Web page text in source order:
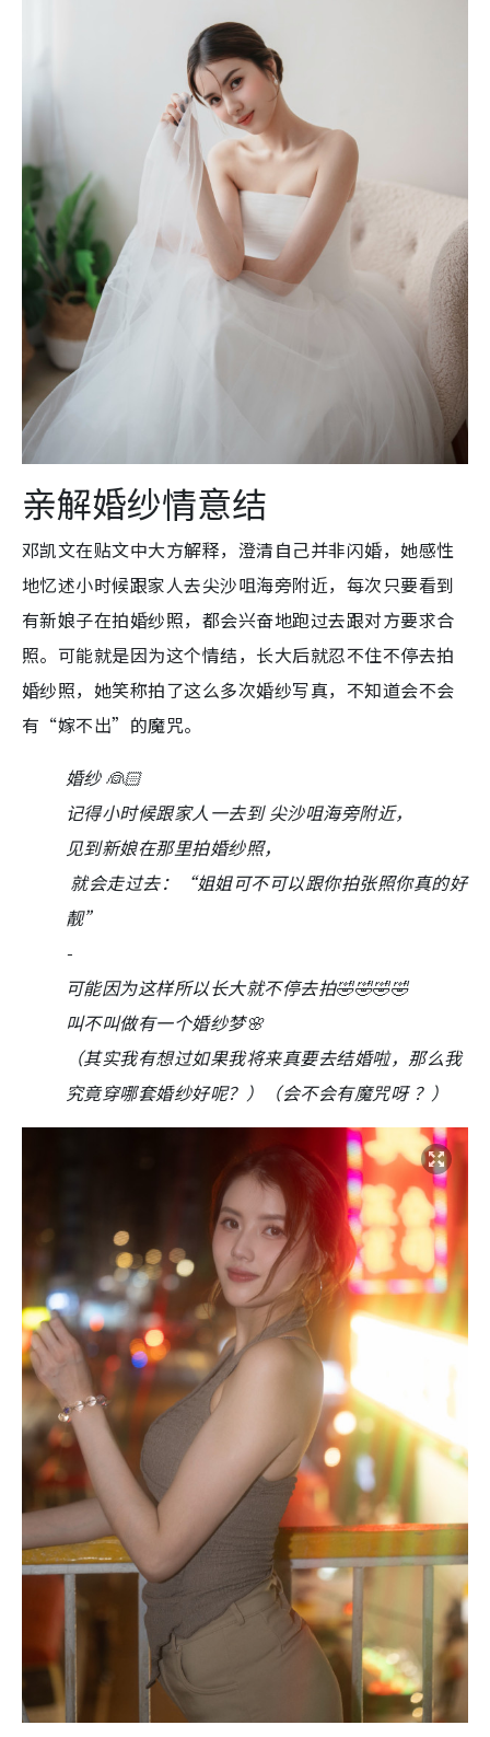
亲解婚纱情意结
邓凯文在贴文中大方解释，澄清自己并非闪婚，她感性
地忆述小时候跟家人去尖沙咀海旁附近，每次只要看到
有新娘子在拍婚纱照，都会兴奋地跑过去跟对方要求合
照。可能就是因为这个情结，长大后就忍不住不停去拍
婚纱照，她笑称拍了这么多次婚纱写真，不知道会不会
有“嫁不出”的魔咒。
婚纱 👰🏻
记得小时候跟家人一去到 尖沙咀海旁附近，
见到新娘在那里拍婚纱照，
就会走过去：“姐姐可不可以跟你拍张照你真的好
靓”
-
可能因为这样所以长大就不停去拍🤣🤣🤣🤣
叫不叫做有一个婚纱梦🌸
（其实我有想过如果我将来真要去结婚啦，那么我
究竟穿哪套婚纱好呢？）（会不会有魔咒呀 ？）